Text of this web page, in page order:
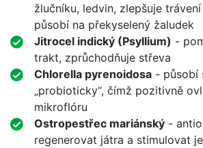
žlučníku, ledvin, zlepšuje
působí na překyselený žaludek
Jitrocel indický (Psyllium) -
trakt, zprůchodňuje střeva
Chlorella pyrenoidosa - působí
„probioticky“, čímž pozitivně
mikroflóru
Ostropestřec mariánský -
regenerovat játra a stimulovat